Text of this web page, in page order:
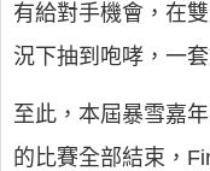
有給對手機會，在
況下抽到咆哮，一
至此，本屆暴雪嘉
的比賽全部結束，